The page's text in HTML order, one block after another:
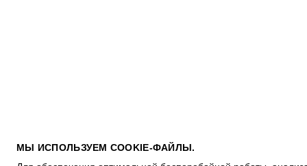
МЫ ИСПОЛЬЗУЕМ COOKIE-ФАЙЛЫ.
ПОКУПАТЕЛЯМ